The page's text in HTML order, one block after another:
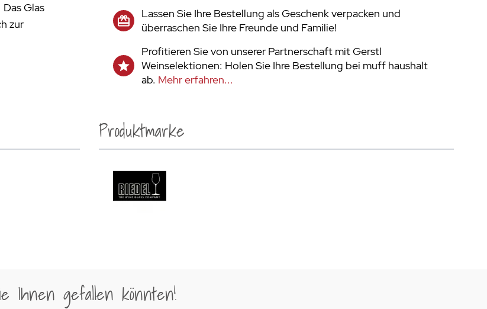
Glas
zur
Lassen Sie Ihre Bestellung als Geschenk verpacken und
überraschen Sie Ihre Freunde und Familie!
Profitieren Sie von unserer Partnerschaft mit Gerstl
Weinselektionen: Holen Sie Ihre Bestellung bei muff haushalt
ab. Mehr erfahren...
Produktmarke
Ihnen gefallen könnten!